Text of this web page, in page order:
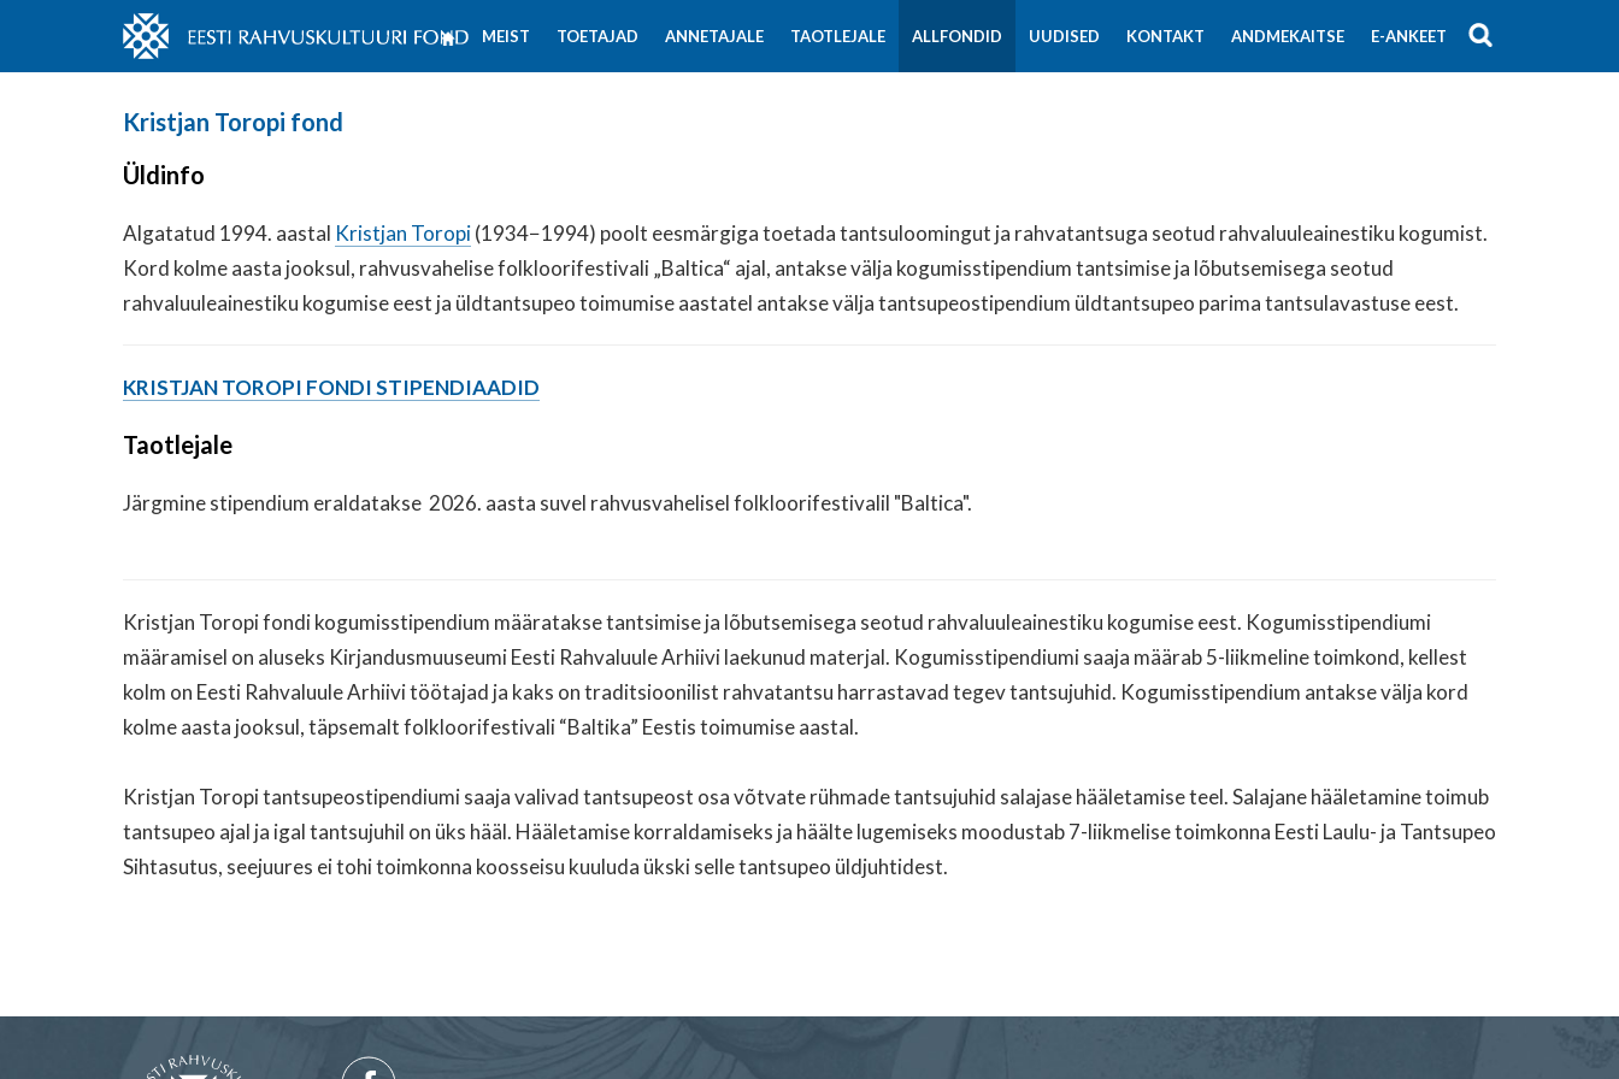
MEIST TOETAJAD ANNETAJALE TAOTLEJALE ALLFONDID UUDISED KONTAKT ANDMEKAITSE E-ANKEET
Kristjan Toropi fond
Üldinfo
Algatatud 1994. aastal Kristjan Toropi(1934−1994) poolt eesmärgiga toetada tantsuloomingut ja rahvatantsuga seotud rahvaluuleainestiku kogumist.
Kord kolme aasta jooksul, rahvusvahelise folkloorifestivali „Baltica“ ajal, antakse välja kogumisstipendium tantsimise ja lõbutsemisega seotud
rahvaluuleainestiku kogumise eest ja üldtantsupeo toimumise aastatel antakse välja tantsupeostipendium üldtantsupeo parima tantsulavastuse eest.
KRISTJAN TOROPI FONDI STIPENDIAADID
Taotlejale
Järgmine stipendium eraldatakse 2026. aasta suvel rahvusvahelisel folkloorifestivalil "Baltica".
Kristjan Toropi fondi kogumisstipendium määratakse tantsimise ja lõbutsemisega seotud rahvaluuleainestiku kogumise eest. Kogumisstipendiumi
määramisel on aluseks Kirjandusmuuseumi Eesti Rahvaluule Arhiivi laekunud materjal. Kogumisstipendiumi saaja määrab 5-liikmeline toimkond, kellest
kolm on Eesti Rahvaluule Arhiivi töötajad ja kaks on traditsioonilist rahvatantsu harrastavad tegev tantsujuhid. Kogumisstipendium antakse välja kord
kolme aasta jooksul, täpsemalt folkloorifestivali “Baltika” Eestis toimumise aastal.
Kristjan Toropi tantsupeostipendiumi saaja valivad tantsupeost osa võtvate rühmade tantsujuhid salajase hääletamise teel. Salajane hääletamine toimub
tantsupeo ajal ja igal tantsujuhil on üks hääl. Hääletamise korraldamiseks ja häälte lugemiseks moodustab 7-liikmelise toimkonna Eesti Laulu- ja Tantsupeo
Sihtasutus, seejuures ei tohi toimkonna koosseisu kuuluda ükski selle tantsupeo üldjuhtidest.